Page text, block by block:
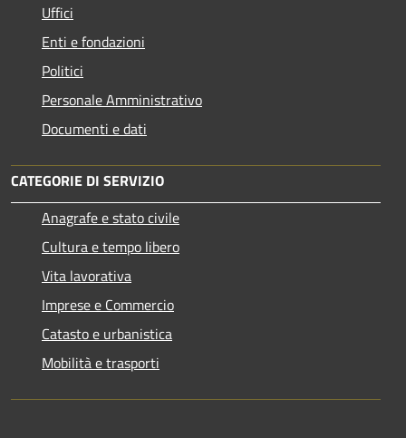
Uffici
Enti e fondazioni
Politici
Personale Amministrativo
Documenti e dati
CATEGORIE DI SERVIZIO
Anagrafe e stato civile
Cultura e tempo libero
Vita lavorativa
Imprese e Commercio
Catasto e urbanistica
Mobilità e trasporti